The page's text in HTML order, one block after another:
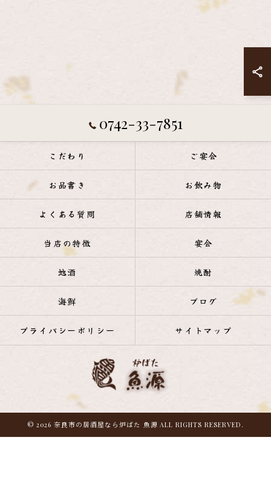
0742-33-7851
こだわり ご宴会
お品書き お飲み物
よくある質問 店舗情報
当店の特徴 宴会
地酒 焼酎
海鮮 ブログ
プライバシーポリシー サイトマップ
© 2026 奈良市の居酒屋なら炉ばた 魚源 ALL RIGHTS RESERVED.